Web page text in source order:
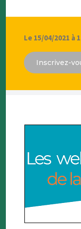
Le 15/04/2021 à
Inscrivez-